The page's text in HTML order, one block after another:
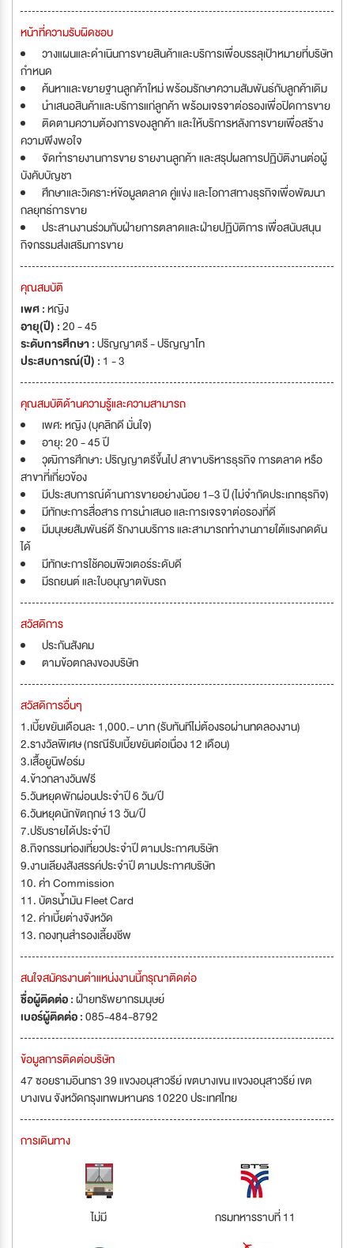
หน้าที่ความรับผิดชอบ
วางแผนและดำเนินการขายสินค้าและบริการเพื่อบรรลุเป้าหมายที่บริษัท
กำหนด
ค้นหาและขยายฐานลูกค้าใหม่ พร้อมรักษาความสัมพันธ์กับลูกค้าเดิม
นำเสนอสินค้าและบริการแก่ลูกค้า พร้อมเจรจาต่อรองเพื่อปิดการขาย
ติดตามความต้องการของลูกค้า และให้บริการหลังการขายเพื่อสร้าง
ความพึงพอใจ
จัดทำรายงานการขาย รายงานลูกค้า และสรุปผลการปฏิบัติงานต่อผู้
บังคับบัญชา
ศึกษาและวิเคราะห์ข้อมูลตลาด คู่แข่ง และโอกาสทางธุรกิจเพื่อพัฒนา
กลยุทธ์การขาย
ประสานงานร่วมกับฝ่ายการตลาดและฝ่ายปฏิบัติการ เพื่อสนับสนุน
กิจกรรมส่งเสริมการขาย
คุณสมบัติ
เพศ :หญิง
อายุ(ปี) :20 - 45
ระดับการศึกษา :ปริญญาตรี - ปริญญาโท
ประสบการณ์(ปี) : 1 - 3
คุณสมบัติด้านความรู้และความสามารถ
เพศ: หญิง (บุคลิกดี มั่นใจ)
อายุ: 20 - 45 ปี
วุฒิการศึกษา: ปริญญาตรีขึ้นไป สาขาบริหารธุรกิจ การตลาด หรือ
สาขาที่เกี่ยวข้อง
มีประสบการณ์ด้านการขายอย่างน้อย 1–3 ปี (ไม่จำกัดประเภทธุรกิจ)
มีทักษะการสื่อสาร การนำเสนอ และการเจรจาต่อรองที่ดี
มีมนุษยสัมพันธ์ดี รักงานบริการ และสามารถทำงานภายใต้แรงกดดัน
ได้
มีทักษะการใช้คอมพิวเตอร์ระดับดี
มีรถยนต์ และใบอนุญาตขับรถ
สวัสดิการ
ประกันสังคม
ตามข้อตกลงของบริษัท
สวัสดิการอื่นๆ
1.เบี้ยขยันเดือนละ 1,000.- บาท (รับทันทีไม่ต้องรอผ่านทดลองงาน)
2.รางวัลพิเศษ (กรณีรับเบี้ยขยันต่อเนื่อง 12 เดือน)
3.เสื้อยูนิฟอร์ม
4.ข้าวกลางวันฟรี
5.วันหยุดพักผ่อนประจำปี 6 วัน/ปี
6.วันหยุดนักขัตฤกษ์ 13 วัน/ปี
7.ปรับรายได้ประจำปี
8.กิจกรรมท่องเที่ยวประจำปี ตามประกาศบริษัท
9.งานเลียงสังสรรค์ประจำปี ตามประกาศบริษัท
10. ค่า Commission
11. บัตรน้ำมัน Fleet Card
12. ค่าเบี้ยต่างจังหวัด
13. กองทุนสำรองเลี้ยงชีพ
สนใจสมัครงานตำแหน่งงานนี้กรุณาติดต่อ
ชื่อผู้ติดต่อ :ฝ่ายทรัพยากรมนุษย์
เบอร์ผู้ติดต่อ :085-484-8792
ข้อมูลการติดต่อบริษัท
47 ซอยรามอินทรา 39 แขวงอนุสาวรีย์ เขตบางเขน แขวงอนุสาวรีย์ เขต
บางเขน จังหวัดกรุงเทพมหานคร 10220 ประเทศไทย
การเดินทาง
ไม่มี กรมทหารราบที่ 11